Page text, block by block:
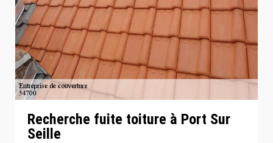
Recherche fuite toiture à Port Sur
Seille